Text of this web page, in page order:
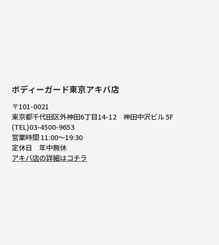
ボディーガード東京アキバ店
〒101-0021
東京都千代田区外神田6丁目14-12 神田中沢ビル 5F
(TEL)03-4500-9653
営業時間 11:00～19:30
定休日 年中無休
アキバ店の詳細はコチラ